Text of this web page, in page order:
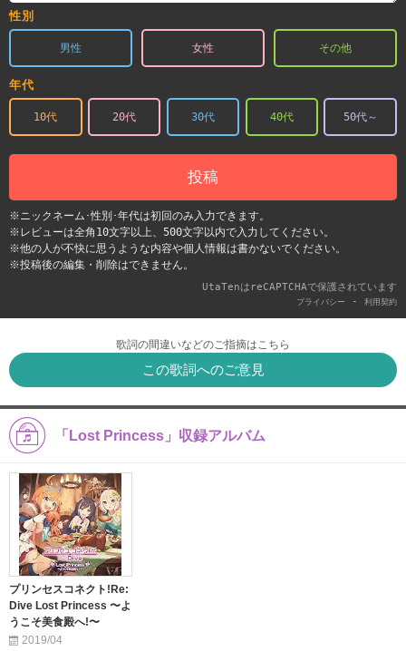
性別
男性 女性 その他
年代
10代 20代 30代 40代 50代～
投稿
※ニックネーム･性別･年代は初回のみ入力できます。
※レビューは全角10文字以上、500文字以内で入力してください。
※他の人が不快に思うような内容や個人情報は書かないでください。
※投稿後の編集・削除はできません。
UtaTenはreCAPTCHAで保護されています
プライバシー - 利用契約
歌詞の間違いなどのご指摘はこちら
この歌詞へのご意見
「Lost Princess」収録アルバム
プリンセスコネクト!Re:
Dive Lost Princess 〜よ
うこそ美食殿へ!〜
2019/04